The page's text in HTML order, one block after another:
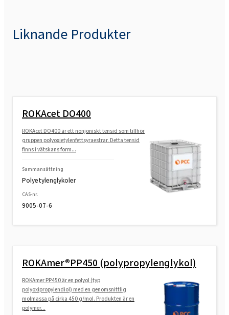
Liknande Produkter
ROKAcet DO400
ROKAcet DO400 är ett nonjoniskt tensid som tillhör
gruppen polyoxietylenfettsyraestrar. Detta tensid
finns i vätskans form...
Sammansättning
Polyetylenglykoler
CAS-nr.
9005-07-6
ROKAmer®PP450 (polypropylenglykol)
ROKAmer PP450 är en polyol (typ
polyoxipropylendiol) med en genomsnittlig
molmassa på cirka 450 g/mol. Produkten är en
polymer...